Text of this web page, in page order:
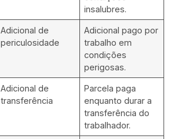
insalubres.
Adicional de
periculosidade
Adicional pago por
trabalho em
condições
perigosas.
Adicional de
transferência
Parcela paga
enquanto durar a
transferência do
trabalhador.